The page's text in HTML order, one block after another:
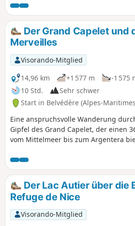
symbolträchtigen Gipfel des Gélas. Der
Aufstieg bietet jedoch ein herrliches
Panorama auf die höchsten Gipfel der
Gordolasque, den Lac Long sowie den
Argentera und sogar den Viso auf der
italienischen Seite. Diese Wanderung,
die am Pont du Countet beginnt, führt
Sie die Gordolasque hinauf bis zum
de la Fous, dann weiter zum ruhigen
Lac Long, bevor es zum Aufstieg zur
Terrasse du Gélas geht – der einzigen
heiklen Passage – und schließlich
Schwierigkeiten zum Gipfel, der Ihnen
diesen schönen Ausblick am Fuße des
Massivs bietet.
Der Grand Capelet und
Merveilles
Visorando-Mitglied
14,96 km
+1 577 m
-1 575
10 Std.
Sehr schwer
Start in Belvédère (Alpes-
Eine anspruchsvolle Wanderung
Gipfel des Grand Capelet, der einen
vom Mittelmeer bis zum Argentera
einige der Felsgravuren der Gegend
Rundwanderung ist sehr lang und
daher ergehenen Bergsteigern
Der Lac Autier über die
Refuge de Nice
Visorando-Mitglied